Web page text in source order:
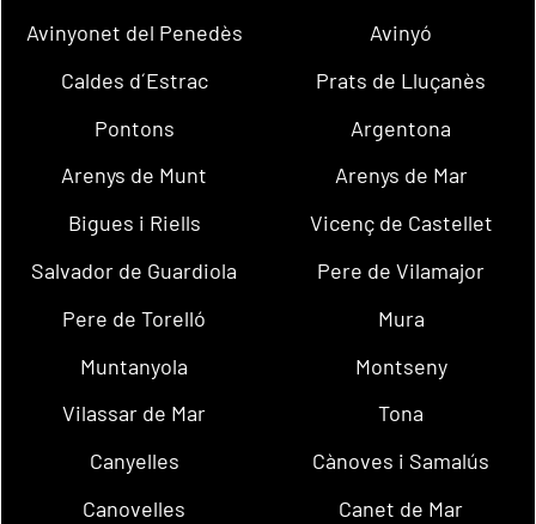
Avinyonet del Penedès
Avinyó
Caldes d´Estrac
Prats de Lluçanès
Pontons
Argentona
Arenys de Munt
Arenys de Mar
Bigues i Riells
Vicenç de Castellet
Salvador de Guardiola
Pere de Vilamajor
Pere de Torelló
Mura
Muntanyola
Montseny
Vilassar de Mar
Tona
Canyelles
Cànoves i Samalús
Canovelles
Canet de Mar